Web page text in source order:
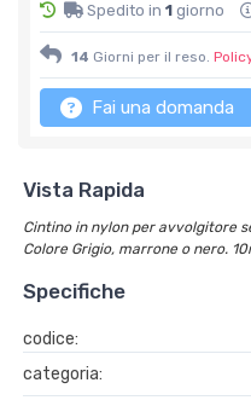
Spedito in 1 giorno
14 Giorni per il reso.
Fai una domanda
Vista Rapida
Cintino in nylon per avvolgitore
Colore Grigio, marrone o nero.
Specifiche
codice:
categoria: